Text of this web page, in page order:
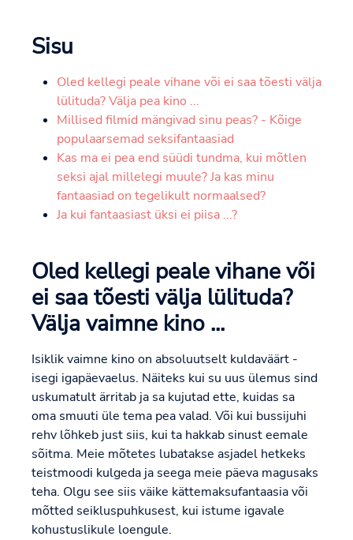
Sisu
Oled kellegi peale vihane või ei saa tõesti välja
lülituda? Välja pea kino ...
Millised filmid mängivad sinu peas? - Kõige
populaarsemad seksifantaasiad
Kas ma ei pea end süüdi tundma, kui mõtlen
seksi ajal millelegi muule? Ja kas minu
fantaasiad on tegelikult normaalsed?
Ja kui fantaasiast üksi ei piisa ...?
Oled kellegi peale vihane või
ei saa tõesti välja lülituda?
Välja vaimne kino ...
Isiklik vaimne kino on absoluutselt kuldaväärt -
isegi igapäevaelus. Näiteks kui su uus ülemus sind
uskumatult ärritab ja sa kujutad ette, kuidas sa
oma smuuti üle tema pea valad. Või kui bussijuhi
rehv lõhkeb just siis, kui ta hakkab sinust eemale
sõitma. Meie mõtetes lubatakse asjadel hetkeks
teistmoodi kulgeda ja seega meie päeva magusaks
teha. Olgu see siis väike kättemaksufantaasia või
mõtted seikluspuhkusest, kui istume igavale
kohustuslikule loengule.